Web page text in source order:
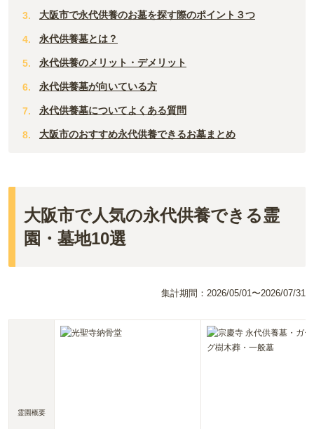
大阪市で永代供養のお墓を探す際のポイント３つ
永代供養墓とは？
永代供養のメリット・デメリット
永代供養墓が向いている方
永代供養墓についてよくある質問
大阪市のおすすめ永代供養できるお墓まとめ
大阪市で人気の永代供養できる霊
園・墓地10選
集計期間： 2026/05/01〜2026/07/31
霊園概要